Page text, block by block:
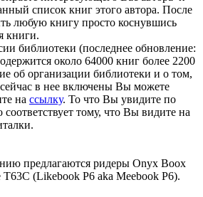
список книг этого автора. После
любую книгу просто коснувшись
книги.
(последнее обновление:
около 64000 книг более 2200
об организации библиотеки и о том,
в нее включены Вы можете
на ссылку. То что Вы увидите по
соответствует тому, что Вы видите на
ридеры Onyx Boox
(Likebook P6 aka Meebook P6).